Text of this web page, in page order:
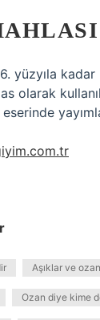
yüzyıla
olarak
Aşıklar ve
Ozan diye kime